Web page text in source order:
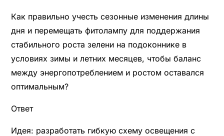
Как правильно учесть сезонные изменения длины
дня и перемещать фитолампу для поддержания
стабильного роста зелени на подоконнике в
условиях зимы и летних месяцев, чтобы баланс
между энергопотреблением и ростом оставался
оптимальным?
Ответ
Идея: разработать гибкую схему освещения с